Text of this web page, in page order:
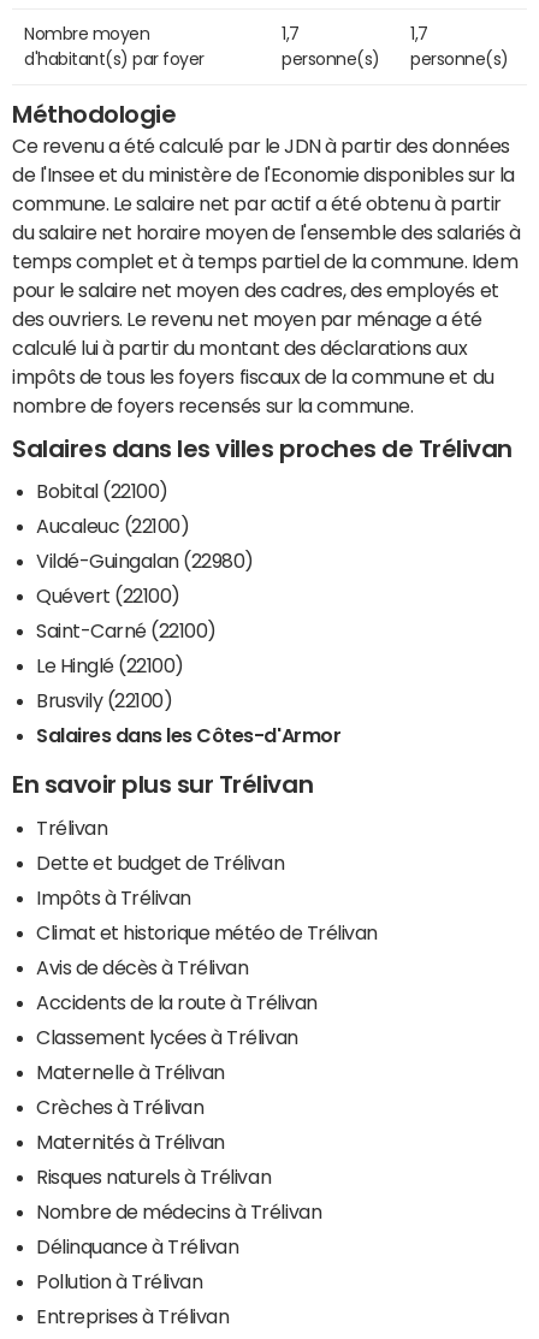
Nombre moyen
d'habitant(s) par foyer
1,7
personne(s)
1,7
personne(s)
Méthodologie
Ce revenu a été calculé par le JDN à partir des données
de l'Insee et du ministère de l'Economie disponibles sur la
commune. Le salaire net par actif a été obtenu à partir
du salaire net horaire moyen de l'ensemble des salariés à
temps complet et à temps partiel de la commune. Idem
pour le salaire net moyen des cadres, des employés et
des ouvriers. Le revenu net moyen par ménage a été
calculé lui à partir du montant des déclarations aux
impôts de tous les foyers fiscaux de la commune et du
nombre de foyers recensés sur la commune.
Salaires dans les villes proches de Trélivan
Bobital (22100)
Aucaleuc (22100)
Vildé-Guingalan (22980)
Quévert (22100)
Saint-Carné (22100)
Le Hinglé (22100)
Brusvily (22100)
Salaires dans les Côtes-d'Armor
En savoir plus sur Trélivan
Trélivan
Dette et budget de Trélivan
Impôts à Trélivan
Climat et historique météo de Trélivan
Avis de décès à Trélivan
Accidents de la route à Trélivan
Classement lycées à Trélivan
Maternelle à Trélivan
Crèches à Trélivan
Maternités à Trélivan
Risques naturels à Trélivan
Nombre de médecins à Trélivan
Délinquance à Trélivan
Pollution à Trélivan
Entreprises à Trélivan